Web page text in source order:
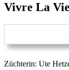
Vivre La Vie
Züchterin: Ute